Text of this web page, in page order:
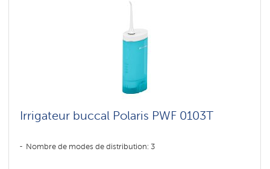
Irrigateur buccal Polaris PWF 0103T
Nombre de modes de distribution: 3